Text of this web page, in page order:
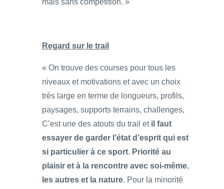
mais sans compétition. »
Regard sur le trail
« On trouve des courses pour tous les
niveaux et motivations et avec un choix
très large en terme de longueurs, profils,
paysages, supports terrains, challenges,
C’est une des atouts du trail etil faut
essayer de garder l’état d’esprit qui est
si particulier à ce sport. Priorité au
plaisir et à la rencontre avec soi-même,
les autres et la nature. Pour la minorité